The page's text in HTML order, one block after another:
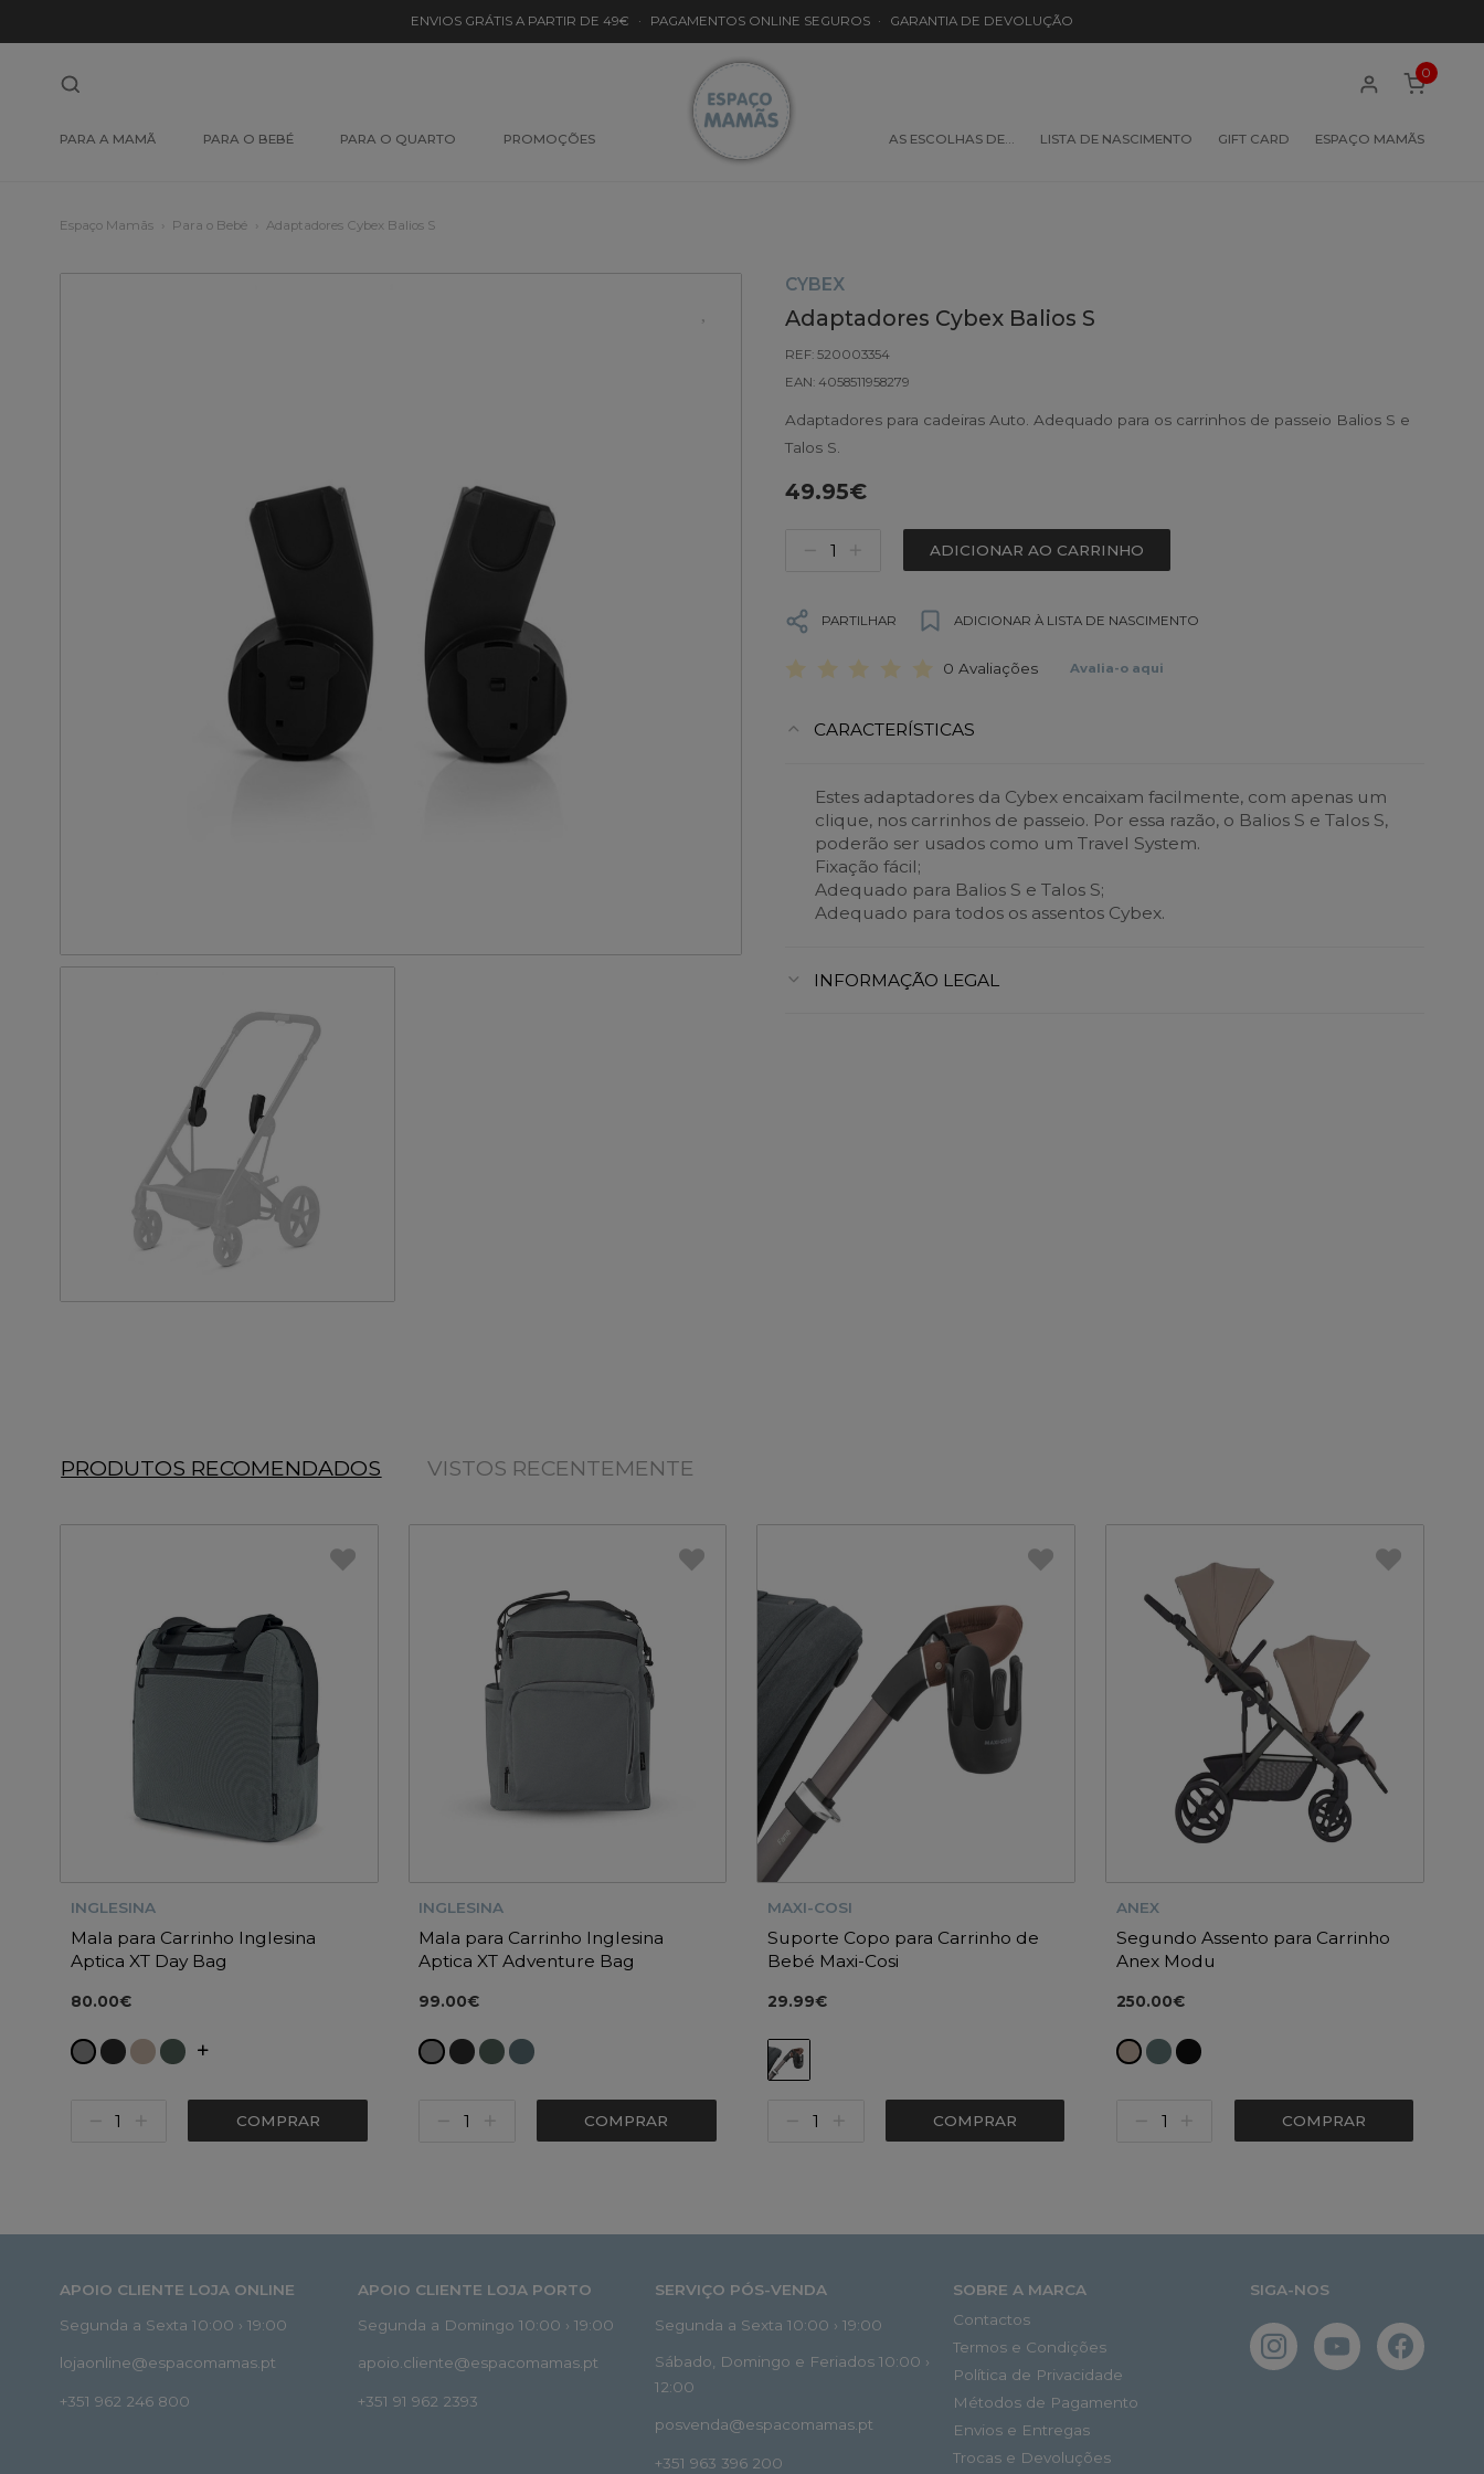
ENVIOS GRÁTIS A PARTIR DE 49€ · PAGAMENTOS ONLINE SEGUROS · GARANTIA DE DEVOLUÇÃO
PARA A MAMÃ PARA O BEBÉ PARA O QUARTO PROMOÇÕES AS ESCOLHAS DE… LISTA DE NASCIMENTO GIFT CARD ESPAÇO MAMÃS
0
Espaço Mamãs Para o Bebé Adaptadores Cybex Balios S
CYBEX
Adaptadores Cybex Balios S
REF: 520003354
EAN: 4058511958279
Adaptadores para cadeiras Auto. Adequado para os carrinhos de passeio Balios S e
Talos S.
49.95€
ADICIONAR AO CARRINHO
PARTILHAR ADICIONAR À LISTA DE NASCIMENTO
0 Avaliações Avalia-o aqui
CARACTERÍSTICAS
Estes adaptadores da Cybex encaixam facilmente, com apenas um
clique, nos carrinhos de passeio. Por essa razão, o Balios S e Talos S,
poderão ser usados como um Travel System.
Fixação fácil;
Adequado para Balios S e Talos S;
Adequado para todos os assentos Cybex.
INFORMAÇÃO LEGAL
PRODUTOS RECOMENDADOS VISTOS RECENTEMENTE
INGLESINA
Mala para Carrinho Inglesina
Aptica XT Day Bag
80.00€
COMPRAR
INGLESINA
Mala para Carrinho Inglesina
Aptica XT Adventure Bag
99.00€
COMPRAR
MAXI-COSI
Suporte Copo para Carrinho de
Bebé Maxi-Cosi
29.99€
COMPRAR
ANEX
Segundo Assento para Carrinho
Anex Modu
250.00€
COMPRAR
APOIO CLIENTE LOJA ONLINE
Segunda a Sexta 10:00 › 19:00
lojaonline@espacomamas.pt
+351 962 246 800
APOIO CLIENTE LOJA PORTO
Segunda a Domingo 10:00 › 19:00
apoio.cliente@espacomamas.pt
+351 91 962 2393
SERVIÇO PÓS-VENDA
Segunda a Sexta 10:00 › 19:00
Sábado, Domingo e Feriados 10:00 ›
12:00
posvenda@espacomamas.pt
+351 963 396 200
SOBRE A MARCA
Contactos
Termos e Condições
Política de Privacidade
Métodos de Pagamento
Envios e Entregas
Trocas e Devoluções
SIGA-NOS